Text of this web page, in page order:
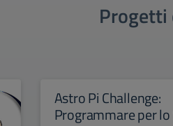
Astro Pi Challenge:
Programmare per lo